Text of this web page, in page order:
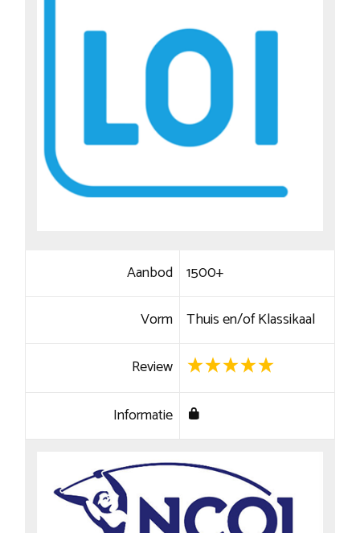
Aanbod 1500+
Vorm Thuis en/of Klassikaal
Review
Informatie